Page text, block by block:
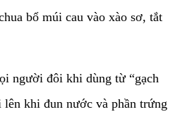
bổ múi cau vào xào sơ, tắt
người đôi khi dùng từ “gạch
lên khi đun nước và phần trứng